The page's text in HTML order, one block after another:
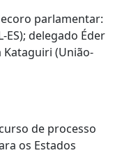
parlamentar:
ES); delegado Éder
Kataguiri (União-
de processo
os Estados